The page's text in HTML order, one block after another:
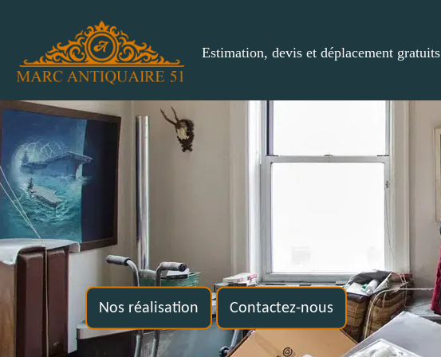
Estimation, devis et déplacement gratuits
Nos réalisation Contactez-nous